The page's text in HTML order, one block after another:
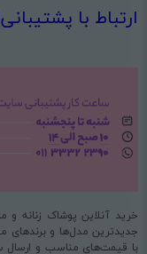
ارتباط با
خرید آنلاین پوشاک زنانه و
جدیدترین مدل‌ها و برندهای
با قیمت‌های مناسب و ارسال